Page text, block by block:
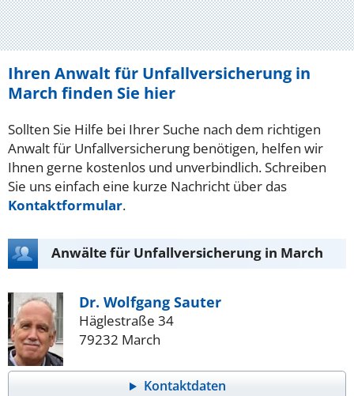
Ihren Anwalt für Unfallversicherung in
March finden Sie hier
Sollten Sie Hilfe bei Ihrer Suche nach dem richtigen
Anwalt für Unfallversicherung benötigen, helfen wir
Ihnen gerne kostenlos und unverbindlich. Schreiben
Sie uns einfach eine kurze Nachricht über das
Kontaktformular.
Anwälte für Unfallversicherung in March
Dr. Wolfgang Sauter
Häglestraße 34
79232 March
Kontaktdaten